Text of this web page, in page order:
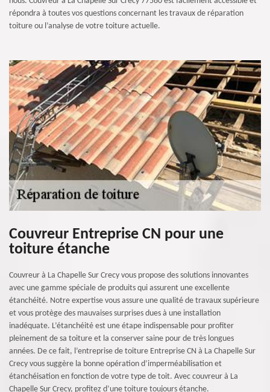
répondra à toutes vos questions concernant les travaux de réparation
toiture ou l’analyse de votre toiture actuelle.
Couvreur Entreprise CN pour une
toiture étanche
Couvreur à La Chapelle Sur Crecy vous propose des solutions innovantes
avec une gamme spéciale de produits qui assurent une excellente
étanchéité. Notre expertise vous assure une qualité de travaux supérieure
et vous protège des mauvaises surprises dues à une installation
inadéquate. L’étanchéité est une étape indispensable pour profiter
pleinement de sa toiture et la conserver saine pour de très longues
années. De ce fait, l’entreprise de toiture Entreprise CN à La Chapelle Sur
Crecy vous suggère la bonne opération d’imperméabilisation et
étanchéisation en fonction de votre type de toit. Avec couvreur à La
Chapelle Sur Crecy, profitez d’une toiture toujours étanche.